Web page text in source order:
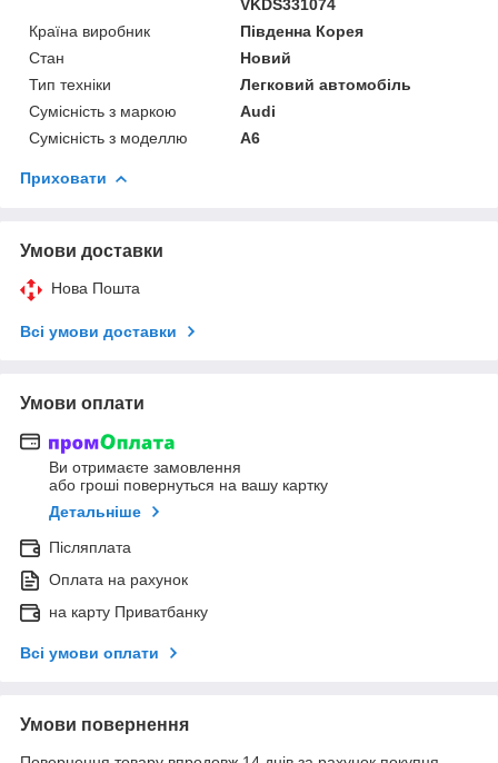
VKDS331074
Країна виробник
Південна Корея
Стан
Новий
Тип техніки
Легковий автомобіль
Сумісність з маркою
Audi
Сумісність з моделлю
A6
Приховати
Умови доставки
Нова Пошта
Всі умови доставки
Умови оплати
Ви отримаєте замовлення
або гроші повернуться на вашу картку
Детальніше
Післяплата
Оплата на рахунок
на карту Приватбанку
Всі умови оплати
Умови повернення